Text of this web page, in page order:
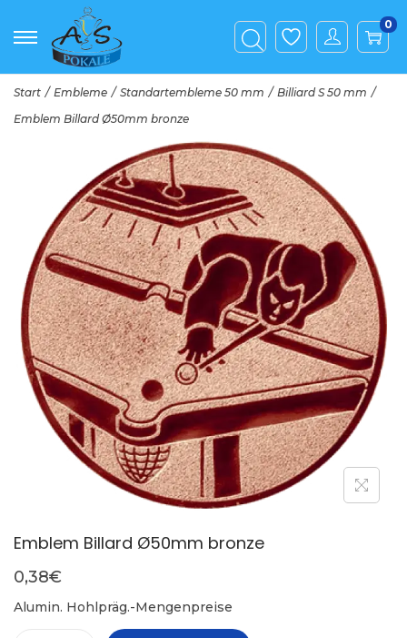
0
Start / Embleme / Standartembleme 50 mm / Billiard S 50 mm /
Emblem Billard Ø50mm bronze
Emblem Billard Ø50mm bronze
0,38€
Alumin. Hohlpräg.-Mengenpreise